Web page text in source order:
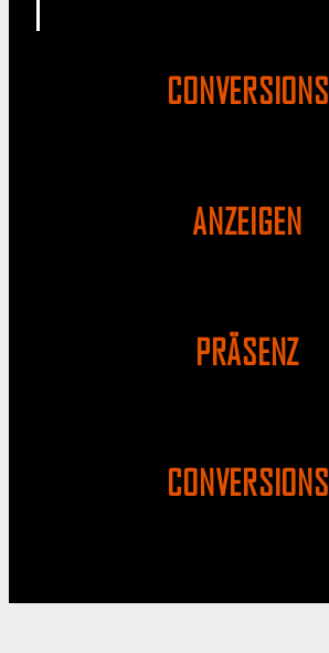
CONVERSIONS
ANZEIGEN
PRÄSENZ
CONVERSIONS